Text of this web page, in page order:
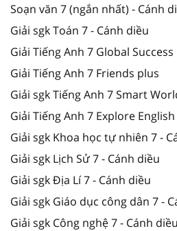
Soạn văn 7 (ngắn nhất) - Cánh
Giải sgk Toán 7 - Cánh diều
Giải Tiếng Anh 7 Global Success
Giải Tiếng Anh 7 Friends plus
Giải sgk Tiếng Anh 7 Smart
Giải Tiếng Anh 7 Explore English
Giải sgk Khoa học tự nhiên 7 -
Giải sgk Lịch Sử 7 - Cánh diều
Giải sgk Địa Lí 7 - Cánh diều
Giải sgk Giáo dục công dân 7 -
Giải sgk Công nghệ 7 - Cánh diều